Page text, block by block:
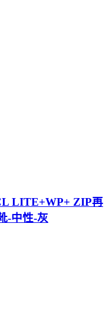
LITE+WP+ ZIP再
-中性-灰